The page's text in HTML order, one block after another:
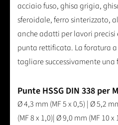
acciaio fuso, ghisa grigia,
sferoidale, ferro sinterizzato,
anche adatti per lavori
punta rettificata. La foratura
tagliare successivamente
Punte HSSG DIN 338 per
Ø 4,3 mm (MF 5 x 0,5) | Ø 5,2
(MF 8 x 1,0)| Ø 9,0 mm (MF 10